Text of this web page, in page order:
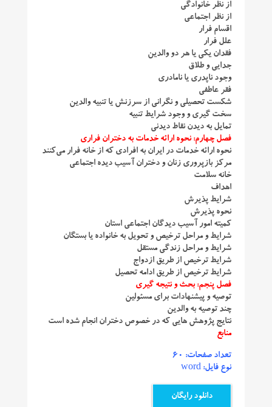
از نظر خانوادگی
از نظر اجتماعی
اقسام فرار
علل فرار
فقدان یكی یا هر دو والدین
جدایی و طلاق
وجود ناپدری یا نامادری
فقر عاطفی
شكست تحصیلی و نگرانی از سرزنش یا تنبیه والدین
سخت‌ گیری و وجود شرایط تنبیه
تمایل به دیدن نقاط دیدنی
فصل چهارم: نحوه ارائه خدمات به دختران فراری
نحوه ارائه خدمات در ایران به افرادی كه از خانه فرار می‌كنند
مركز بازپروری زنان و دختران آسیب ‌دیده اجتماعی
خانه سلامت
اهداف
شرایط پذیرش
نحوه پذیرش
كمیته امور آسیب ‌دیدگان اجتماعی استان
شرایط و مراحل ترخیص و تحویل به خانواده یا بستگان
شرایط و مراحل زندگی مستقل
شرایط ترخیص از طریق ازدواج
شرایط ترخیص از طریق ادامه تحصیل
فصل پنجم: بحث و نتیجه‌ گیری
توصیه و پیشنهادات برای مسئولین
چند توصیه به والدین
نتایج پژوهش‌ هایی كه در خصوص دختران انجام شده است
منابع
تعداد صفحات: 60
نوع فایل: word
دانلود رایگان